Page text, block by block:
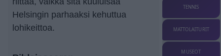
Helsingin parhaaksi kehuttua
lohikeittoa.
TENNIS
MATTOLAITURIT
MUSEOT